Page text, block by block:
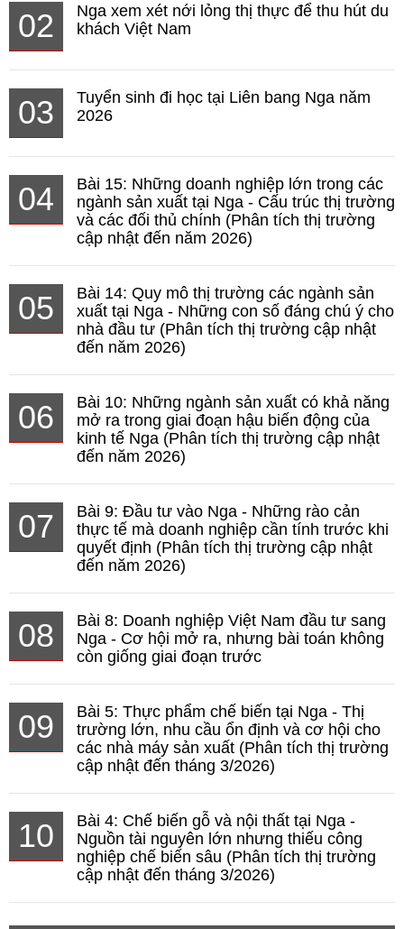
02
Nga xem xét nới lỏng thị thực để thu hút du
khách Việt Nam
03
Tuyển sinh đi học tại Liên bang Nga năm
2026
04
Bài 15: Những doanh nghiệp lớn trong các
ngành sản xuất tại Nga - Cấu trúc thị trường
và các đối thủ chính (Phân tích thị trường
cập nhật đến năm 2026)
05
Bài 14: Quy mô thị trường các ngành sản
xuất tại Nga - Những con số đáng chú ý cho
nhà đầu tư (Phân tích thị trường cập nhật
đến năm 2026)
06
Bài 10: Những ngành sản xuất có khả năng
mở ra trong giai đoạn hậu biến động của
kinh tế Nga (Phân tích thị trường cập nhật
đến năm 2026)
07
Bài 9: Đầu tư vào Nga - Những rào cản
thực tế mà doanh nghiệp cần tính trước khi
quyết định (Phân tích thị trường cập nhật
đến năm 2026)
08
Bài 8: Doanh nghiệp Việt Nam đầu tư sang
Nga - Cơ hội mở ra, nhưng bài toán không
còn giống giai đoạn trước
09
Bài 5: Thực phẩm chế biến tại Nga - Thị
trường lớn, nhu cầu ổn định và cơ hội cho
các nhà máy sản xuất (Phân tích thị trường
cập nhật đến tháng 3/2026)
10
Bài 4: Chế biến gỗ và nội thất tại Nga -
Nguồn tài nguyên lớn nhưng thiếu công
nghiệp chế biến sâu (Phân tích thị trường
cập nhật đến tháng 3/2026)